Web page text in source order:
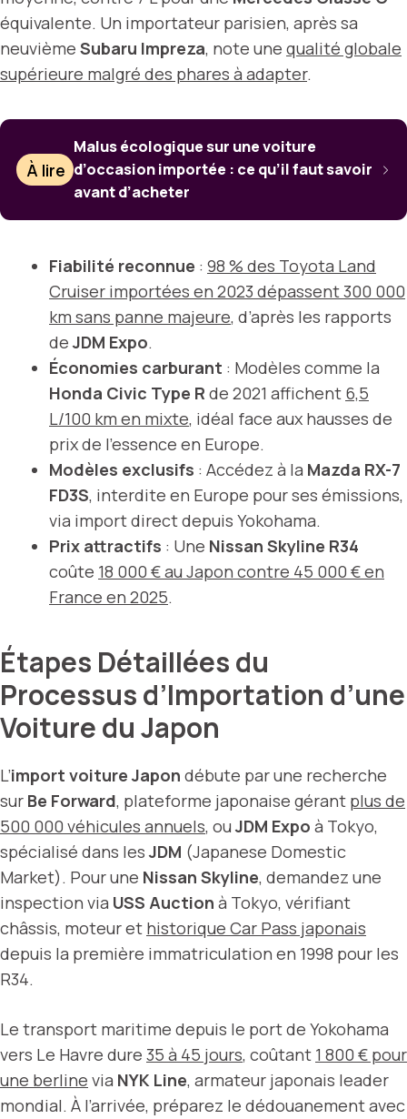
équivalente. Un importateur parisien, après sa
neuvième Subaru Impreza, note une qualité globale
supérieure malgré des phares à adapter.
À lire
Malus écologique sur une voiture
d’occasion importée : ce qu’il faut savoir
avant d’acheter
Fiabilité reconnue : 98 % des Toyota Land
Cruiser importées en 2023 dépassent 300 000
km sans panne majeure, d’après les rapports
deJDM Expo.
Économies carburant : Modèles comme la
Honda Civic Type R de 2021 affichent 6,5
L/100 km en mixte, idéal face aux hausses de
prix de l’essence en Europe.
Modèles exclusifs : Accédez à la Mazda RX-7
FD3S, interdite en Europe pour ses émissions,
via import direct depuis Yokohama.
Prix attractifs : Une Nissan Skyline R34
coûte 18 000 € au Japon contre 45 000 € en
France en 2025.
Étapes Détaillées du
Processus d’Importation d’une
Voiture du Japon
L’import voiture Japon débute par une recherche
sur Be Forward, plateforme japonaise gérant plus de
500 000 véhicules annuels, ouJDM Expo à Tokyo,
spécialisé dans lesJDM (Japanese Domestic
Market). Pour une Nissan Skyline, demandez une
inspection via USS Auction à Tokyo, vérifiant
châssis, moteur et historique Car Pass japonais
depuis la première immatriculation en 1998 pour les
R34.
Le transport maritime depuis le port de Yokohama
vers Le Havre dure 35 à 45 jours, coûtant 1 800 € pour
une berline via NYK Line, armateur japonais leader
mondial. À l’arrivée, préparez le dédouanement avec